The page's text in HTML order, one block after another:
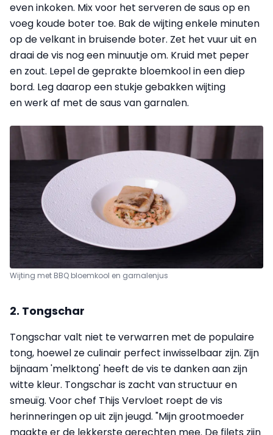
even inkoken. Mix voor het serveren de saus op en
voeg koude boter toe. Bak de wijting enkele minuten
op de velkant in bruisende boter. Zet het vuur uit en
draai de vis nog een minuutje om. Kruid met peper
en zout. Lepel de geprakte bloemkool in een diep
bord. Leg daarop een stukje gebakken wijting
en werk af met de saus van garnalen.
Wijting met BBQ bloemkool en garnalenjus
2. Tongschar
Tongschar valt niet te verwarren met de populaire
tong, hoewel ze culinair perfect inwisselbaar zijn. Zijn
bijnaam 'melktong' heeft de vis te danken aan zijn
witte kleur. Tongschar is zacht van structuur en
smeuïg. Voor chef Thijs Vervloet roept de vis
herinneringen op uit zijn jeugd. "Mijn grootmoeder
maakte er de lekkerste gerechten mee. De filets zijn